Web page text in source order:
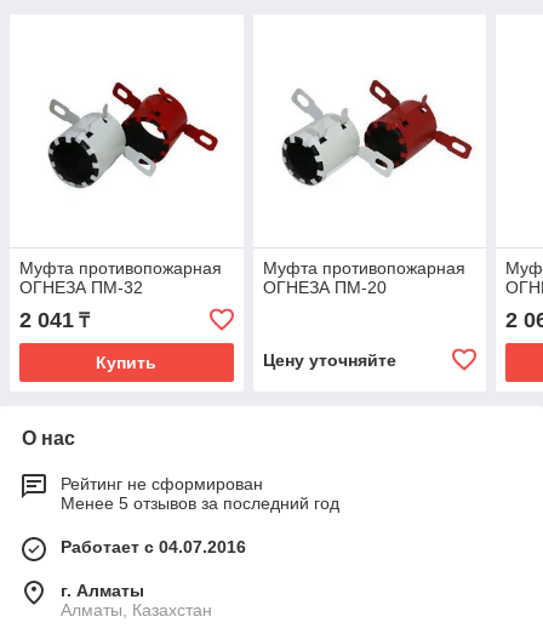
Муфта противопожарная
ОГНЕЗА ПМ-32
2 041 ₸
Купить
Муфта противопожарная
ОГНЕЗА ПМ-20
Цену уточняйте
2
О нас
Рейтинг не сформирован
Менее 5 отзывов за последний год
Работает с 04.07.2016
г. Алматы
Алматы, Казахстан